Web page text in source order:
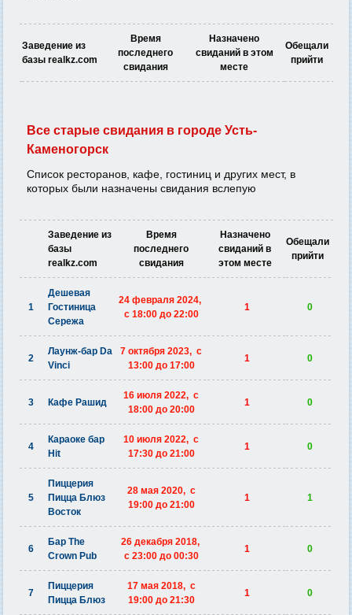
Заведение из
базы realkz.com
Время
последнего
свидания
Назначено
свиданий в этом
месте
Обещали
прийти
Все старые свидания в городе Усть-
Каменогорск
Список ресторанов, кафе, гостиниц и других мест, в
которых были назначены свидания вслепую
Заведение из
базы
realkz.com
Время
последнего
свидания
Назначено
свиданий в
этом месте
Обещали
прийти
1
Дешевая
Гостиница
Сережа
24 февраля 2024,
c 18:00 до 22:00
1 0
2
Лаунж-бар Da
Vinci
7 октября 2023, c
13:00 до 17:00
1 0
3 Кафе Рашид
16 июля 2022, c
18:00 до 20:00
1 0
4
Караоке бар
Hit
10 июля 2022, c
17:30 до 21:00
1 0
5
Пиццерия
Пицца Блюз
Восток
28 мая 2020, c
19:00 до 21:00
1 1
6
Бар The
Crown Pub
26 декабря 2018,
c 23:00 до 00:30
1 0
7
Пиццерия
Пицца Блюз
17 мая 2018, c
19:00 до 21:30
1 0